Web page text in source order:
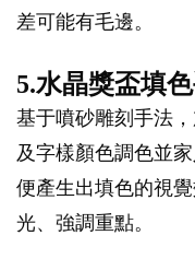
差可能有毛邊。
5.水晶獎盃填
基于噴砂雕刻手法
及字樣顏色調色並
便產生出填色的視
光、強調重點。